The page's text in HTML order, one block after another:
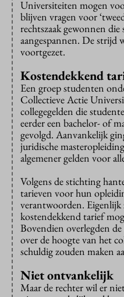
Universiteiten mogen
blijven vragen voor
rechtszaak gewonnen
aangespannen. De strijd
voortgezet.
Kostendekkend
Een groep studenten
Collectieve Actie
collegegelden die
eerder een bachelor- of
gevolgd. Aanvankelijk
juridische
algemener gelden voor
Volgens de stichting
tarieven voor hun
verantwoorden. Eigenlijk
kostendekkend tarief
Bovendien overlegden
over de hoogte van het
schuldig zouden maken
Niet ontvankelijk
Maar de rechter wil er